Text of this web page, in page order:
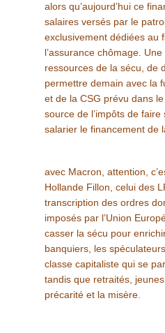
alors qu’aujourd’hui ce
salaires versés par le
exclusivement dédiées au
l’assurance chômage.
ressources de la sécu, de
permettre demain avec la
et de la CSG prévu dans
source de l’impôts de
salarier le financement de
avec Macron, attention,
Hollande Fillon, celui des
transcription des ordres
imposés par l’Union
casser la sécu pour
banquiers, les
classe capitaliste qui se
tandis que retraités,
précarité et la misère.